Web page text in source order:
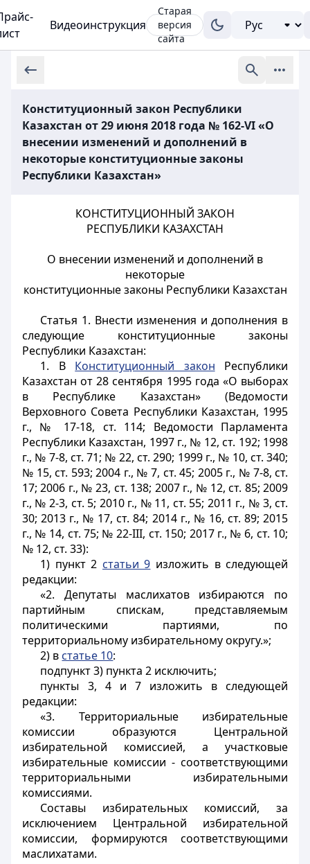
Видеоинструкция
Старая
версия
сайта
Конституционный закон Республики
Казахстан от 29 июня 2018 года № 162-VI «О
внесении изменений и дополнений в
некоторые конституционные законы
Республики Казахстан»
КОНСТИТУЦИОННЫЙ ЗАКОН
РЕСПУБЛИКИ КАЗАХСТАН
О внесении изменений и дополнений в
некоторые
конституционные законы Республики Казахстан
Статья 1. Внести изменения и дополнения в
следующие конституционные законы
Республики Казахстан:
1. В Конституционный закон Республики
Казахстан от 28 сентября 1995 года «О выборах
в Республике Казахстан» (Ведомости
Верховного Совета Республики Казахстан, 1995
г., № 17-18, ст. 114; Ведомости Парламента
Республики Казахстан, 1997 г., № 12, ст. 192; 1998
г., № 7-8, ст. 71; № 22, ст. 290; 1999 г., № 10, ст. 340;
№ 15, ст. 593; 2004 г., № 7, ст. 45; 2005 г., № 7-8, ст.
17; 2006 г., № 23, ст. 138; 2007 г., № 12, ст. 85; 2009
г., № 2-3, ст. 5; 2010 г., № 11, ст. 55; 2011 г., № 3, ст.
30; 2013 г., № 17, ст. 84; 2014 г., № 16, ст. 89; 2015
г., № 14, ст. 75; № 22-III, ст. 150; 2017 г., № 6, ст. 10;
№ 12, ст. 33):
1) пункт 2 статьи 9 изложить в следующей
редакции:
«2. Депутаты маслихатов избираются по
партийным спискам, представляемым
политическими партиями, по
территориальному избирательному округу.»;
2) в статье 10:
подпункт 3) пункта 2 исключить;
пункты 3, 4 и 7 изложить в следующей
редакции:
«3. Территориальные избирательные
комиссии образуются Центральной
избирательной комиссией, а участковые
избирательные комиссии - соответствующими
территориальными избирательными
комиссиями.
Составы избирательных комиссий, за
исключением Центральной избирательной
комиссии, формируются соответствующими
маслихатами.